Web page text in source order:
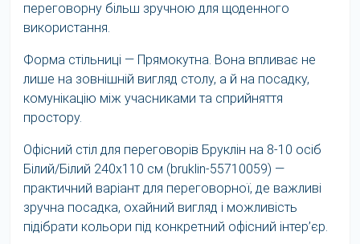
переговорну більш зручною для щоденного
використання.
Форма стільниці — Прямокутна. Вона впливає не
лише на зовнішній вигляд столу, а й на посадку,
комунікацію між учасниками та сприйняття
простору.
Офісний стіл для переговорів Бруклін на 8-10 осіб
Білий/Білий 240x110 см (bruklin-55710059) —
практичний варіант для переговорної, де важливі
зручна посадка, охайний вигляд і можливість
підібрати кольори під конкретний офісний інтер’єр.